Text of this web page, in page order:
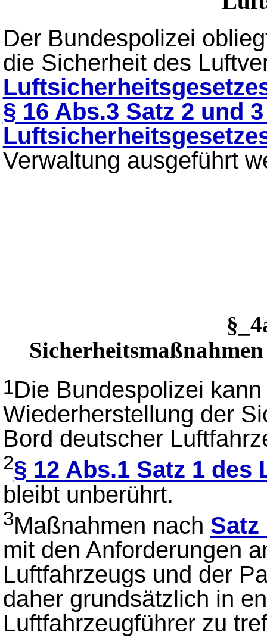
Der Bundespolizei
die Sicherheit des
§ 16 Abs.3 Satz 2 und
Verwaltung ausgeführt
1Die Bundespolizei
Wiederherstellung der
Bord deutscher
2§ 12 Abs.1 Satz 1
bleibt unberührt.
3Maßnahmen nach Satz
mit den Anforderungen
Luftfahrzeugs und der
daher grundsätzlich in
Luftfahrzeugführer zu